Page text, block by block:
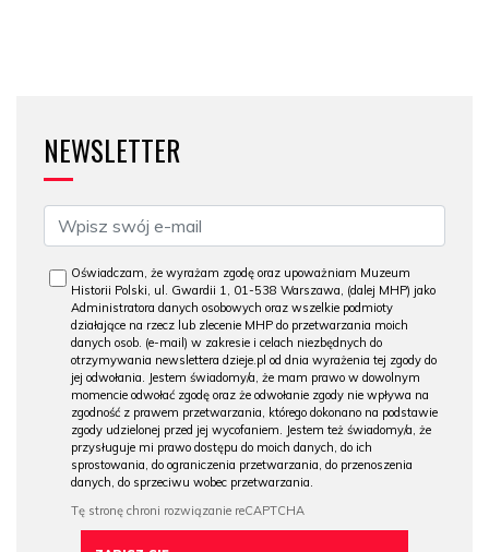
NEWSLETTER
Oświadczam, że wyrażam zgodę oraz upoważniam Muzeum
Historii Polski, ul. Gwardii 1, 01-538 Warszawa, (dalej MHP) jako
Administratora danych osobowych oraz wszelkie podmioty
działające na rzecz lub zlecenie MHP do przetwarzania moich
danych osob. (e-mail) w zakresie i celach niezbędnych do
otrzymywania newslettera dzieje.pl od dnia wyrażenia tej zgody do
jej odwołania. Jestem świadomy/a, że mam prawo w dowolnym
momencie odwołać zgodę oraz że odwołanie zgody nie wpływa na
zgodność z prawem przetwarzania, którego dokonano na podstawie
zgody udzielonej przed jej wycofaniem. Jestem też świadomy/a, że
przysługuje mi prawo dostępu do moich danych, do ich
sprostowania, do ograniczenia przetwarzania, do przenoszenia
danych, do sprzeciwu wobec przetwarzania.